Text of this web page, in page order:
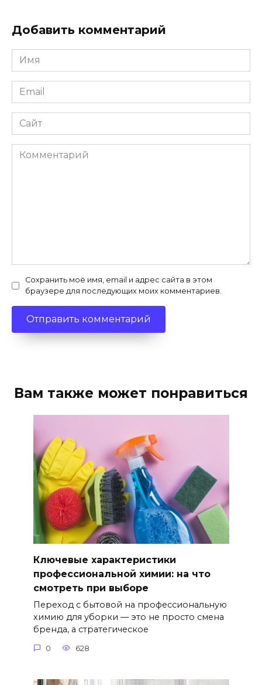
Добавить комментарий
Имя
Email
Сайт
Комментарий
Сохранить моё имя, email и адрес сайта в этом
браузере для последующих моих комментариев.
Вам также может понравиться
Ключевые характеристики
профессиональной химии: на что
смотреть при выборе
Переход с бытовой на профессиональную
химию для уборки — это не просто смена
бренда, а стратегическое
0 628